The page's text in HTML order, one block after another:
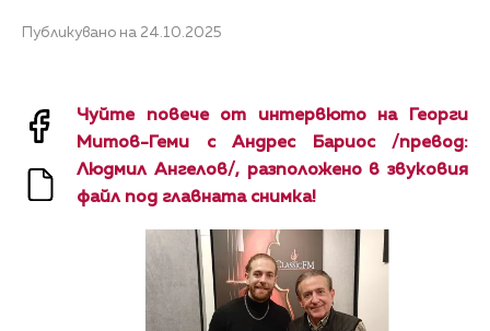
Публикувано на 24.10.2025
Чуйте повече от интервюто на Георги
Митов-Геми с Андрес Бариос /превод:
Людмил Ангелов/, разположено в звуковия
файл под главната снимка!